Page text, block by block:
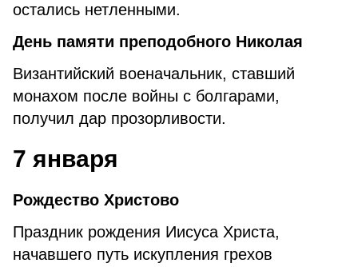
остались нетленными.
День памяти преподобного Николая
Византийский военачальник, ставший
монахом после войны с болгарами,
получил дар прозорливости.
7 января
Рождество Христово
Праздник рождения Иисуса Христа,
начавшего путь искупления грехов